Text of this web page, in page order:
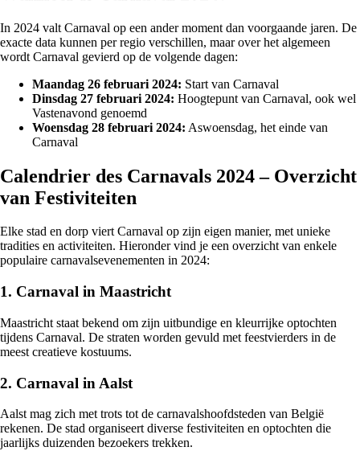
In 2024 valt Carnaval op een ander moment dan voorgaande jaren. De
exacte data kunnen per regio verschillen, maar over het algemeen
wordt Carnaval gevierd op de volgende dagen:
Maandag 26 februari 2024: Start van Carnaval
Dinsdag 27 februari 2024: Hoogtepunt van Carnaval, ook wel
Vastenavond genoemd
Woensdag 28 februari 2024: Aswoensdag, het einde van
Carnaval
Calendrier des Carnavals 2024 – Overzicht
van Festiviteiten
Elke stad en dorp viert Carnaval op zijn eigen manier, met unieke
tradities en activiteiten. Hieronder vind je een overzicht van enkele
populaire carnavalsevenementen in 2024:
1. Carnaval in Maastricht
Maastricht staat bekend om zijn uitbundige en kleurrijke optochten
tijdens Carnaval. De straten worden gevuld met feestvierders in de
meest creatieve kostuums.
2. Carnaval in Aalst
Aalst mag zich met trots tot de carnavalshoofdsteden van België
rekenen. De stad organiseert diverse festiviteiten en optochten die
jaarlijks duizenden bezoekers trekken.